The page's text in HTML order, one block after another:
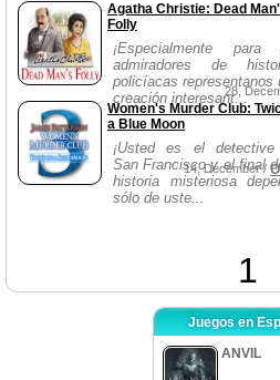
Agatha Christie: Dead
Folly
¡Especialmente para
admiradores de
policíacas representanos
creación interesant...
28,
Women's Murder Club:
a Blue Moon
¡Usted es el
San Francisco y el final
historia misteriosa
sólo de uste...
14, December /
1
Juegos en
ANVIL